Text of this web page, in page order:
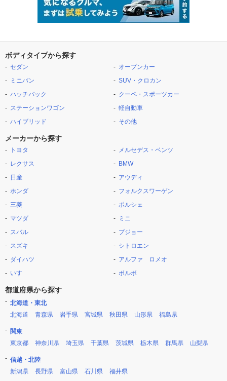
ボディタイプから探す
セダン
ミニバン
ハッチバック
ステーションワゴン
ハイブリッド
オープンカー
SUV・クロカン
クーペ・スポーツカー
軽自動車
その他
メーカーから探す
トヨタ
レクサス
日産
ホンダ
三菱
マツダ
スバル
スズキ
ダイハツ
いすゞ
メルセデス・ベンツ
BMW
アウディ
フォルクスワーゲン
ポルシェ
ミニ
プジョー
シトロエン
アルファ ロメオ
ボルボ
都道府県から探す
北海道・東北
北海道
青森県 岩手県 宮城県 秋田県 山形県 福島県
関東
東京都
神奈川県 埼玉県 千葉県 茨城県 栃木県 群馬県 山梨県
信越・北陸
新潟県
長野県 富山県 石川県 福井県